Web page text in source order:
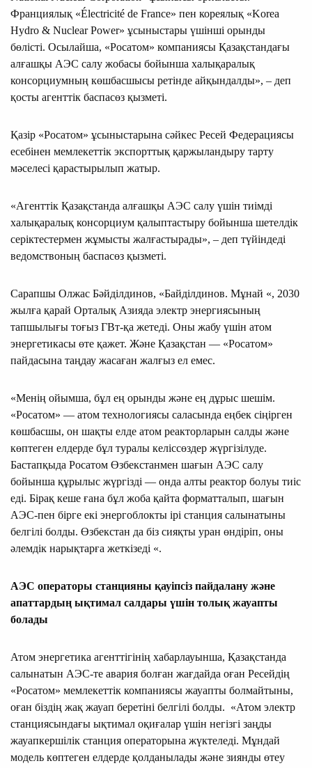
Франциялық «Électricité de France» пен кореялық «Korea
Hydro & Nuclear Power» ұсыныстары үшінші орынды
бөлісті. Осылайша, «Росатом» компаниясы Қазақстандағы
алғашқы АЭС салу жобасы бойынша халықаралық
консорциумның көшбасшысы ретінде айқындалды», – деп
қосты агенттік баспасөз қызметі.
Қазір «Росатом» ұсыныстарына сәйкес Ресей Федерациясы
есебінен мемлекеттік экспорттық қаржыландыру тарту
мәселесі қарастырылып жатыр.
«Агенттік Қазақстанда алғашқы АЭС салу үшін тиімді
халықаралық консорциум қалыптастыру бойынша шетелдік
серіктестермен жұмысты жалғастырады», – деп түйіндеді
ведомствоның баспасөз қызметі.
Сарапшы Олжас Бәйділдинов, «Байділдинов. Мұнай «, 2030
жылға қарай Орталық Азияда электр энергиясының
тапшылығы тоғыз ГВт-қа жетеді. Оны жабу үшін атом
энергетикасы өте қажет. Және Қазақстан — «Росатом»
пайдасына таңдау жасаған жалғыз ел емес.
«Менің ойымша, бұл ең орынды және ең дұрыс шешім.
«Росатом» — атом технологиясы саласында еңбек сіңірген
көшбасшы, он шақты елде атом реакторларын салды және
көптеген елдерде бұл туралы келіссөздер жүргізілуде.
Бастапқыда Росатом Өзбекстанмен шағын АЭС салу
бойынша құрылыс жүргізді — онда алты реактор болуы тиіс
еді. Бірақ кеше ғана бұл жоба қайта форматталып, шағын
АЭС-пен бірге екі энергоблокты ірі станция салынатыны
белгілі болды. Өзбекстан да біз сияқты уран өндіріп, оны
әлемдік нарықтарға жеткізеді «.
АЭС операторы станцияны қауіпсіз пайдалану және
апаттардың ықтимал салдары үшін толық жауапты
болады
Атом энергетика агенттігінің хабарлауынша, Қазақстанда
салынатын АЭС-те авария болған жағдайда оған Ресейдің
«Росатом» мемлекеттік компаниясы жауапты болмайтыны,
оған біздің жақ жауап беретіні белгілі болды. «Атом электр
станциясындағы ықтимал оқиғалар үшін негізгі заңды
жауапкершілік станция операторына жүктеледі. Мұндай
модель көптеген елдерде қолданылады және зиянды өтеу